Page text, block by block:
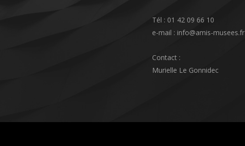
Tél : 01 42 09 66 10
e-mail : info@amis-musees.fr
Contact :
Murielle Le Gonnidec